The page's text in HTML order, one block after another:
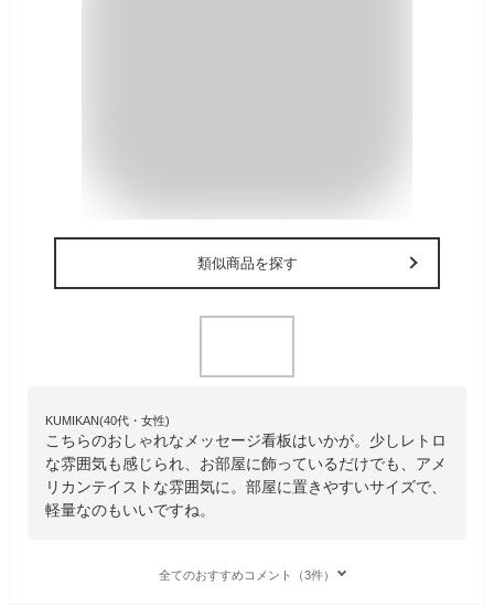
類似商品を探す
KUMIKAN(40代・女性)
こちらのおしゃれなメッセージ看板はいかが。少しレトロ
な雰囲気も感じられ、お部屋に飾っているだけでも、アメ
リカンテイストな雰囲気に。部屋に置きやすいサイズで、
軽量なのもいいですね。
全てのおすすめコメント（3件）